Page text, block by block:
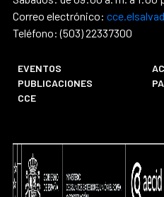
Correo electrónico:
Teléfono: (503) 22337300
EVENTOS
PUBLICACIONES
CCE